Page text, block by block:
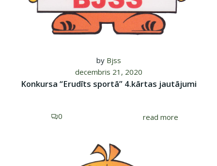
by Bjss
decembris 21, 2020
Konkursa “Erudīts sportā” 4.kārtas jautājumi
0 read more